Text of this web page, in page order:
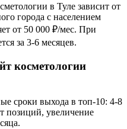
в Туле зависит от
города с населением
от 50 000 ₽/мес. При
за 3-6 месяцев.
косметологии
сроки выхода в топ-10: 4-8
позиций, увеличение